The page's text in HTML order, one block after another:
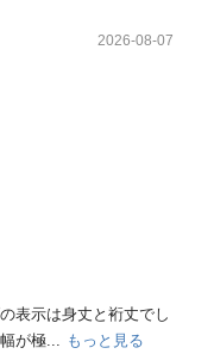
2026-08-07
表示は身丈と裄丈でし
が極...
もっと見る